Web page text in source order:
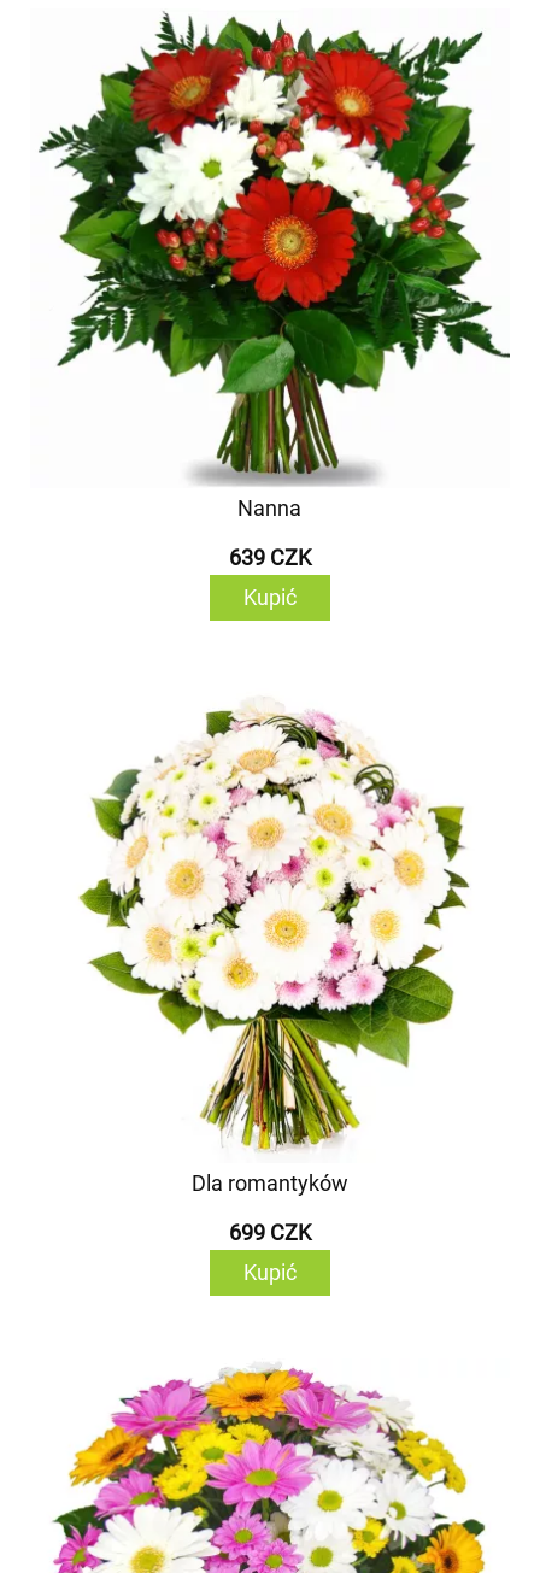
Nanna
639 CZK
Kupić
Dla romantyków
699 CZK
Kupić